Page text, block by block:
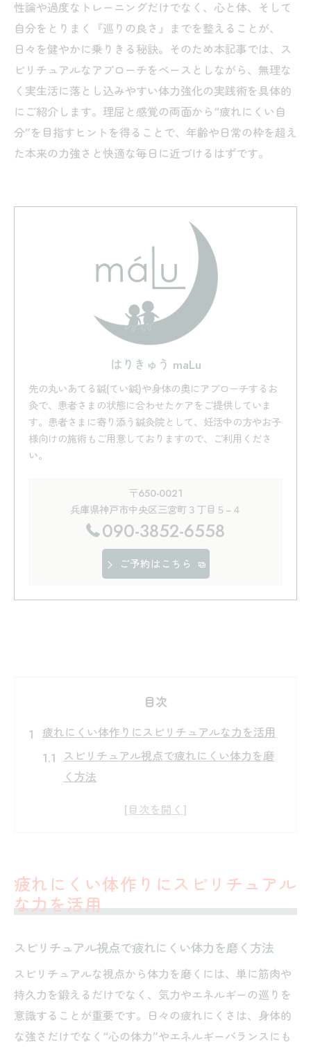
性論や過度なトレーニングだけでなく、心と体、そして
自分をとりまく『巡りの良さ』までを整えることが、
日々を健やかに乗りきる秘訣。そのため本記事では、ス
ピリチュアルなアプローチをベースとしながら、無理な
く実生活に落とし込みやすい体力強化の実践術を具体的
にご紹介します。理屈と感覚の両面から“疲れにくい自
分”を目指すヒントを得ることで、年齢や日常の枠を超え
た本来の力強さと快適な毎日に近づけるはずです。
はりきゅう maLu
先の丸いあてる鍼(てい鍼)や身体の奥にアプローチするお
灸で、患者さまの状態に合わせたケアをご提供していま
す。患者さまに寄り添う鍼灸院として、妊活中の方やお子
様向けの施術もご用意しておりますので、ご利用くださ
い。
〒650-0021
兵庫県神戸市中央区三宮町３丁目５−４
090-3852-6558
ご予約はこちら
目次
疲れにくい体作りにスピリチュアルな力を活用
スピリチュアル視点で疲れにくい体力を磨
く方法
心と体を整えるスピリチュアル体力強化術
上げ効果
人生体力に影響するスピリチュアルな巡り
人生を変えるスピリチュアル体力底上げ術
人生体力を伸ばすスピリチュアルな実践法
の基本
スピリチュアルで体も心も強くなる習慣づ
疲れにくい体作りにスピリチュアル
な力を活用
スピリチュアル視点で疲れにくい体力を磨く方法
スピリチュアルな視点から体力を磨くには、単に筋肉や
持久力を鍛えるだけでなく、気力やエネルギーの巡りを
意識することが重要です。日々の疲れにくさは、身体的
な強さだけでなく“心の体力”やエネルギーバランスにも